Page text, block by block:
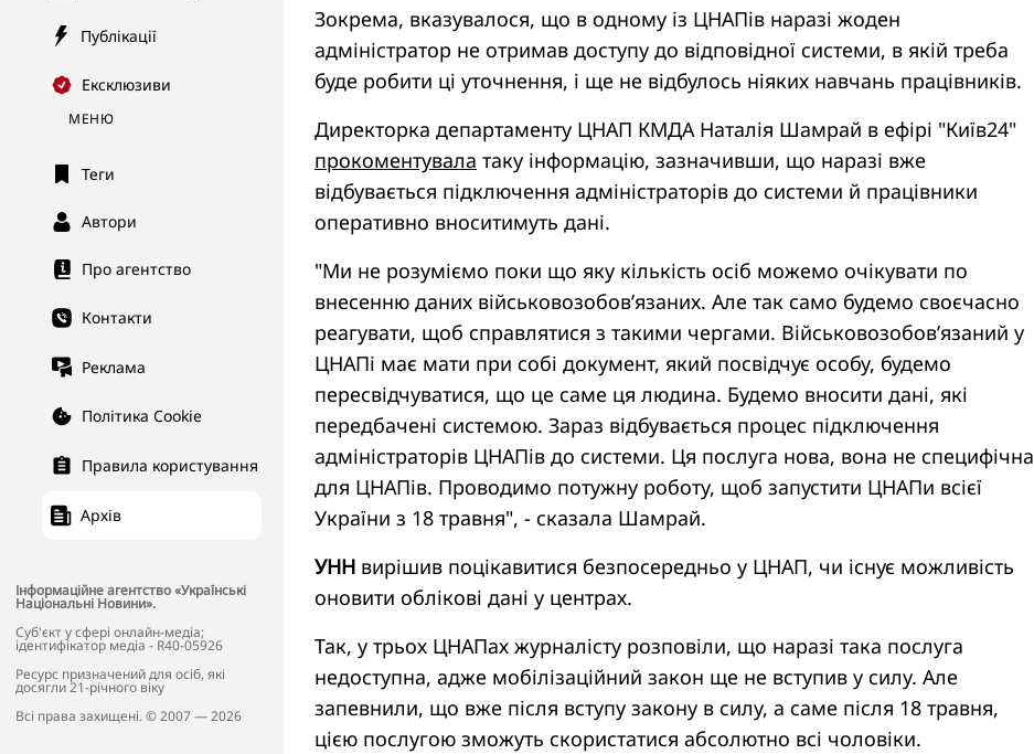
Публікації
Ексклюзиви
МЕНЮ
Теги
Автори
Про агентство
Контакти
Реклама
Політика Cookie
Правила користування
Архів
Інформаційне агентство «Українські
Національні Новини».
Cуб'єкт у сфері онлайн-медіа;
ідентифікатор медіа - R40-05926
Ресурс призначений для осіб, які
досягли 21-річного віку
Всі права захищені. © 2007 — 2026
Зокрема, вказувалося, що в одному із ЦНАПів наразі жоден
адміністратор не отримав доступу до відповідної системи, в якій треба
буде робити ці уточнення, і ще не відбулось ніяких навчань працівників.
Директорка департаменту ЦНАП КМДА Наталія Шамрай в ефірі "Київ24"
прокоментувала таку інформацію, зазначивши, що наразі вже
відбувається підключення адміністраторів до системи й працівники
оперативно вноситимуть дані.
"Ми не розуміємо поки що яку кількість осіб можемо очікувати по
внесенню даних військовозобов’язаних. Але так само будемо своєчасно
реагувати, щоб справлятися з такими чергами. Військовозобов’язаний у
ЦНАПі має мати при собі документ, який посвідчує особу, будемо
пересвідчуватися, що це саме ця людина. Будемо вносити дані, які
передбачені системою. Зараз відбувається процес підключення
адміністраторів ЦНАПів до системи. Ця послуга нова, вона не специфічна
для ЦНАПів. Проводимо потужну роботу, щоб запустити ЦНАПи всієї
України з 18 травня", - сказала Шамрай.
УНН вирішив поцікавитися безпосередньо у ЦНАП, чи існує можливість
оновити облікові дані у центрах.
Так, у трьох ЦНАПах журналісту розповіли, що наразі така послуга
недоступна, адже мобілізаційний закон ще не вступив у силу. Але
запевнили, що вже після вступу закону в силу, а саме після 18 травня,
цією послугою зможуть скористатися абсолютно всі чоловіки.